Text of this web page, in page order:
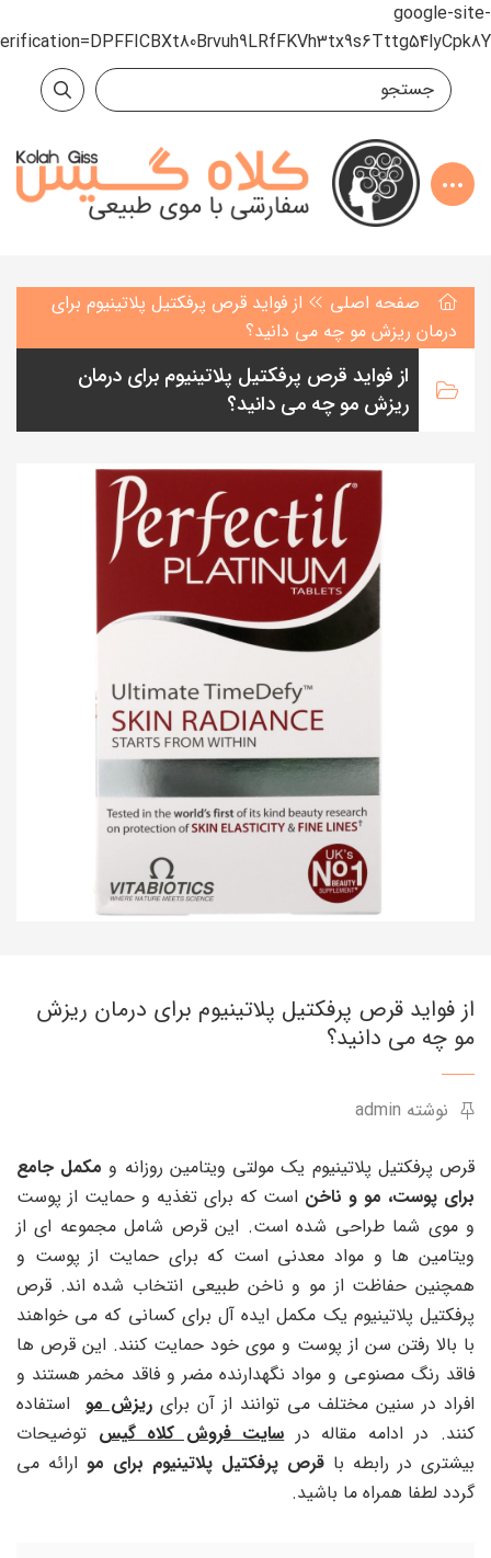
google-site-
صفحه اصلی
از فواید قرص پرفکتیل پلاتینیوم برای
درمان ریزش مو چه می دانید؟
از فواید قرص پرفکتیل پلاتینیوم برای درمان
ریزش مو چه می دانید؟
از فواید قرص پرفکتیل پلاتینیوم برای درمان ریزش
مو چه می دانید؟
نوشته admin
قرص پرفکتیل پلاتینیوم یک مولتی ویتامین روزانه و مکمل جامع
برای پوست، مو و ناخن است که برای تغذیه و حمایت از پوست
و موی شما طراحی شده است. این قرص شامل مجموعه ای از
ویتامین ها و مواد معدنی است که برای حمایت از پوست و
همچنین حفاظت از مو و ناخن طبیعی انتخاب شده اند. قرص
پرفکتیل پلاتینیوم یک مکمل ایده آل برای کسانی که می خواهند
با بالا رفتن سن از پوست و موی خود حمایت کنند. این قرص ها
فاقد رنگ مصنوعی و مواد نگهدارنده مضر و فاقد مخمر هستند و
افراد در سنین مختلف می توانند از آن برای ریزش مو استفاده
کنند. در ادامه مقاله درسایت فروش کلاه گیس توضیحات
بیشتری در رابطه با قرص پرفکتیل پلاتینیوم برای مو ارائه می
گردد لطفا همراه ما باشید.